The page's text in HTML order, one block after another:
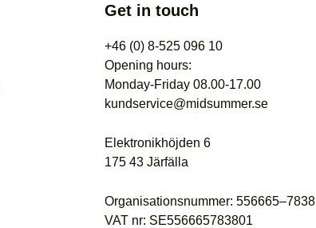
Get in touch
+46 (0) 8-525 096 10
Opening hours:
Monday-Friday 08.00-17.00
kundservice@midsummer.se
Elektronikhöjden 6
175 43 Järfälla
Organisationsnummer: 556665–7838
VAT nr: SE556665783801